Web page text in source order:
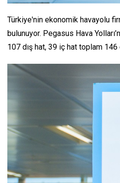
Türkiye'nin ekonomik havayolu
bulunuyor. Pegasus Hava
107 dış hat, 39 iç hat toplam